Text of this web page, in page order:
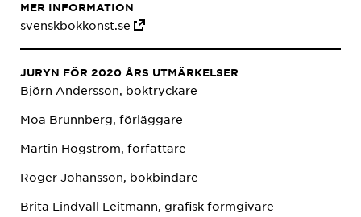
MER INFORMATION
svenskbokkonst.se
JURYN FÖR 2020 ÅRS UTMÄRKELSER
Björn Andersson, boktryckare
Moa Brunnberg, förläggare
Martin Högström, författare
Roger Johansson, bokbindare
Brita Lindvall Leitmann, grafisk formgivare